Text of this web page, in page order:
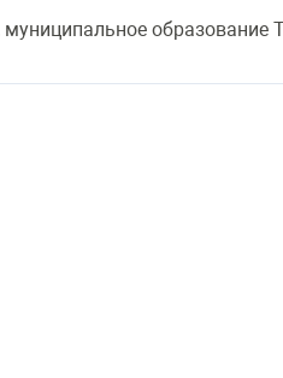
муниципальное образование